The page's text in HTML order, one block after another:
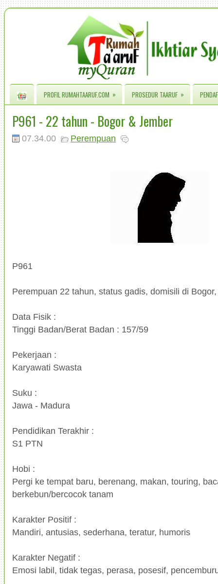
PROFIL RUMAHTAARUF.COM » PROSEDUR TAARUF »
P961 - 22 tahun - Bogor & Jember
07.34.00 Perempuan
P961
Perempuan 22 tahun, status gadis, domisili di
Data Fisik :
Tinggi Badan/Berat Badan : 157/59
Pekerjaan :
Karyawati Swasta
Suku :
Jawa - Madura
Pendidikan Terakhir :
S1 PTN
Hobi :
Pergi ke tempat baru, berenang, makan, touring,
berkebun/bercocok tanam
Karakter Positif :
Mandiri, antusias, sederhana, teratur, humoris
Karakter Negatif :
Emosi labil, tidak tegas, perasa, posesif,